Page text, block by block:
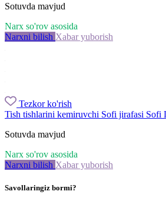
Sotuvda mavjud
Narx so'rov asosida
Narxni bilish Xabar yuborish
Tezkor ko'rish
Tish tishlarini kemiruvchi Sofi jirafasi Sofi
Sotuvda mavjud
Narx so'rov asosida
Narxni bilish Xabar yuborish
Savollaringiz bormi?